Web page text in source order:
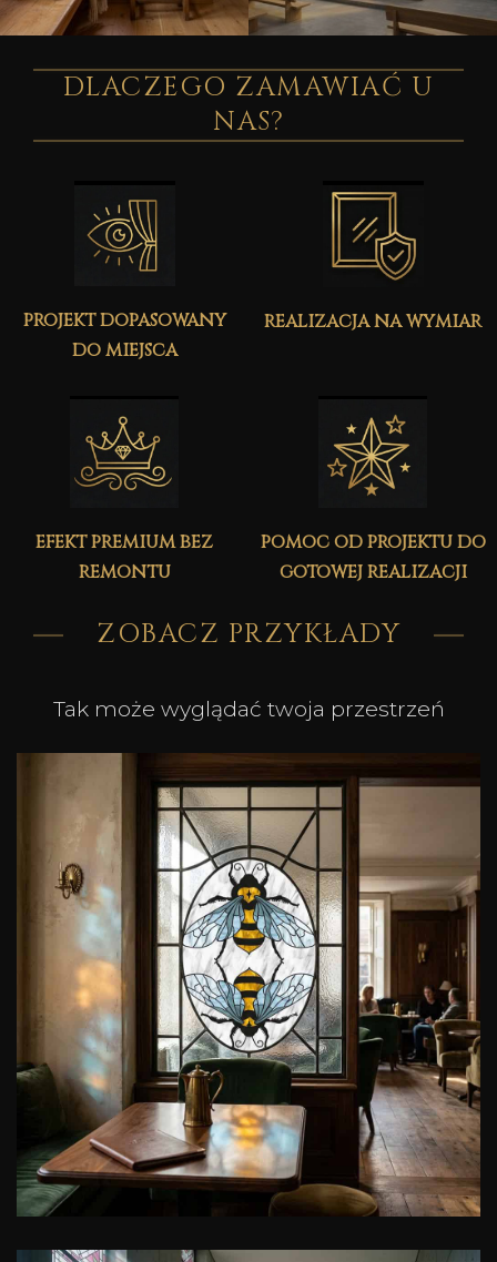
DLACZEGO ZAMAWIAĆ U
NAS?
projekt dopasowany
do miejsca
realizacja na wymiar
efekt premium bez
remontu
pomoc od projektu do
gotowej realizacji
ZOBACZ PRZYKŁADY
Tak może wyglądać twoja przestrzeń